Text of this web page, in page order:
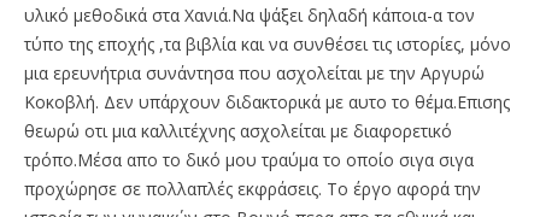
υλικό μεθοδικά στα Χανιά.Να ψάξει δηλαδή κάποια-α τον
τύπο της εποχής ,τα βιβλία και να συνθέσει τις ιστορίες, μόνο
μια ερευνήτρια συνάντησα που ασχολείται με την Αργυρώ
Κοκοβλή. Δεν υπάρχουν διδακτορικά με αυτο το θέμα.Επισης
θεωρώ οτι μια καλλιτέχνης ασχολείται με διαφορετικό
τρόπο.Μέσα απο το δικό μου τραύμα το οποίο σιγα σιγα
προχώρησε σε πολλαπλές εκφράσεις. Το έργο αφορά την